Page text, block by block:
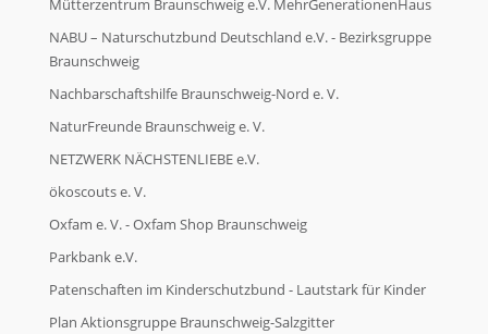
Mütterzentrum Braunschweig e.V. MehrGenerationenHaus
NABU – Naturschutzbund Deutschland e.V. - Bezirksgruppe
Braunschweig
Nachbarschaftshilfe Braunschweig-Nord e. V.
NaturFreunde Braunschweig e. V.
NETZWERK NÄCHSTENLIEBE e.V.
ökoscouts e. V.
Oxfam e. V. - Oxfam Shop Braunschweig
Parkbank e.V.
Patenschaften im Kinderschutzbund - Lautstark für Kinder
Plan Aktionsgruppe Braunschweig-Salzgitter